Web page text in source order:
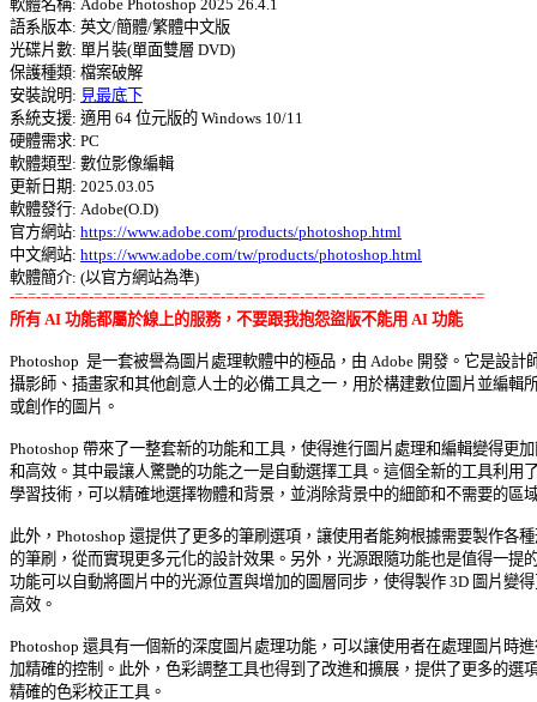
軟體名稱: Adobe Photoshop 2025 26.4.1
語系版本: 英文/簡體/繁體中文版
光碟片數: 單片裝(單面雙層 DVD)
保護種類: 檔案破解
安裝說明: 見最底下
系統支援: 適用 64 位元版的 Windows 10/11
硬體需求: PC
軟體類型: 數位影像編輯
更新日期: 2025.03.05
軟體發行: Adobe(O.D)
官方網站: https://www.adobe.com/products/photoshop.html
中文網站: https://www.adobe.com/tw/products/photoshop.html
-=-=-=-=-=-=-=-=-=-=-=-=-=-=-=-=-=-=-=-=-=-=-=-=-=-=-=-=-=-=-=-=-=-=-=-=
所有 AI 功能都屬於線上的服務，不要跟我抱怨盜版不能用 AI 功能
Photoshop  是一套被譽為圖片處理軟體中的極品，由 Adobe 開發。它是設計
攝影師、插畫家和其他創意人士的必備工具之一，用於構建數位圖片並編輯
或創作的圖片。
Photoshop 帶來了一整套新的功能和工具，使得進行圖片處理和編輯變得更
和高效。其中最讓人驚艷的功能之一是自動選擇工具。這個全新的工具利用
學習技術，可以精確地選擇物體和背景，並消除背景中的細節和不需要的區
此外，Photoshop 還提供了更多的筆刷選項，讓使用者能夠根據需要製作各
的筆刷，從而實現更多元化的設計效果。另外，光源跟隨功能也是值得一提
功能可以自動將圖片中的光源位置與增加的圖層同步，使得製作 3D 圖片變
高效。
Photoshop 還具有一個新的深度圖片處理功能，可以讓使用者在處理圖片時
加精確的控制。此外，色彩調整工具也得到了改進和擴展，提供了更多的選
精確的色彩校正工具。